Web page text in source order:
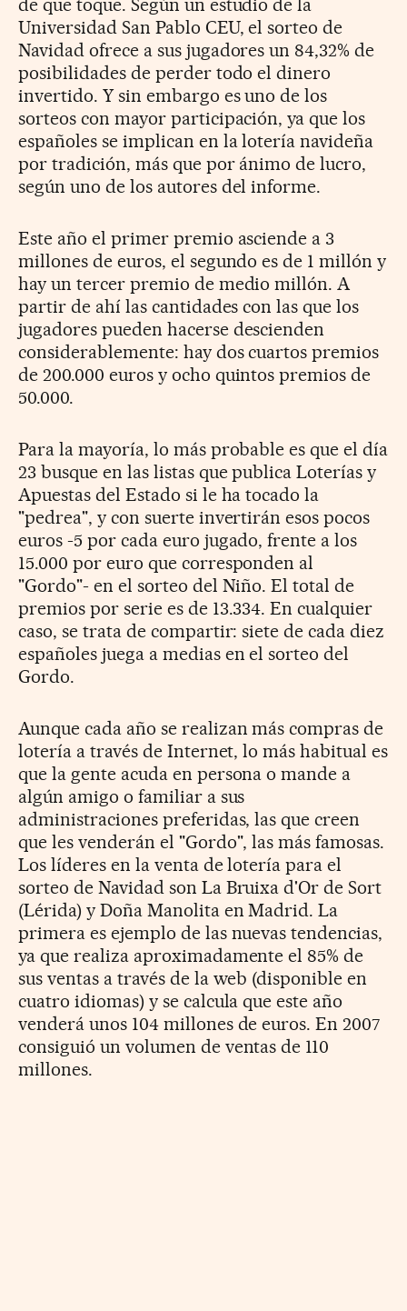
de que toque. Según un estudio de la
Universidad San Pablo CEU, el sorteo de
Navidad ofrece a sus jugadores un 84,32% de
posibilidades de perder todo el dinero
invertido. Y sin embargo es uno de los
sorteos con mayor participación, ya que los
españoles se implican en la lotería navideña
por tradición, más que por ánimo de lucro,
según uno de los autores del informe.
Este año el primer premio asciende a 3
millones de euros, el segundo es de 1 millón y
hay un tercer premio de medio millón. A
partir de ahí las cantidades con las que los
jugadores pueden hacerse descienden
considerablemente: hay dos cuartos premios
de 200.000 euros y ocho quintos premios de
50.000.
Para la mayoría, lo más probable es que el día
23 busque en las listas que publica Loterías y
Apuestas del Estado si le ha tocado la
"pedrea", y con suerte invertirán esos pocos
euros -5 por cada euro jugado, frente a los
15.000 por euro que corresponden al
"Gordo"- en el sorteo del Niño. El total de
premios por serie es de 13.334. En cualquier
caso, se trata de compartir: siete de cada diez
españoles juega a medias en el sorteo del
Gordo.
Aunque cada año se realizan más compras de
lotería a través de Internet, lo más habitual es
que la gente acuda en persona o mande a
algún amigo o familiar a sus
administraciones preferidas, las que creen
que les venderán el "Gordo", las más famosas.
Los líderes en la venta de lotería para el
sorteo de Navidad son La Bruixa d'Or de Sort
(Lérida) y Doña Manolita en Madrid. La
primera es ejemplo de las nuevas tendencias,
ya que realiza aproximadamente el 85% de
sus ventas a través de la web (disponible en
cuatro idiomas) y se calcula que este año
venderá unos 104 millones de euros. En 2007
consiguió un volumen de ventas de 110
millones.